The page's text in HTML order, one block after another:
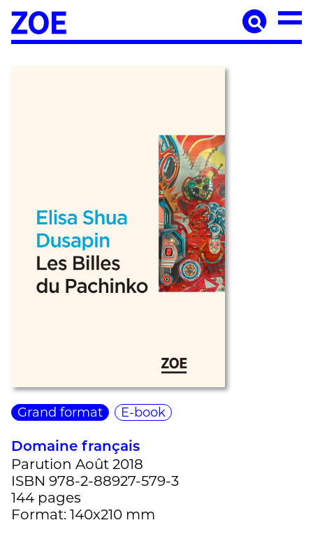
Accueil
À paraître
Les éditions Zoé
Médiation culturelle
Manuscrits
Foreign rights
Contact
Mentions légales
Grand format E-book
Domaine français
Parution Août 2018
ISBN 978-2-88927-579-3
144 pages
Format: 140x210 mm